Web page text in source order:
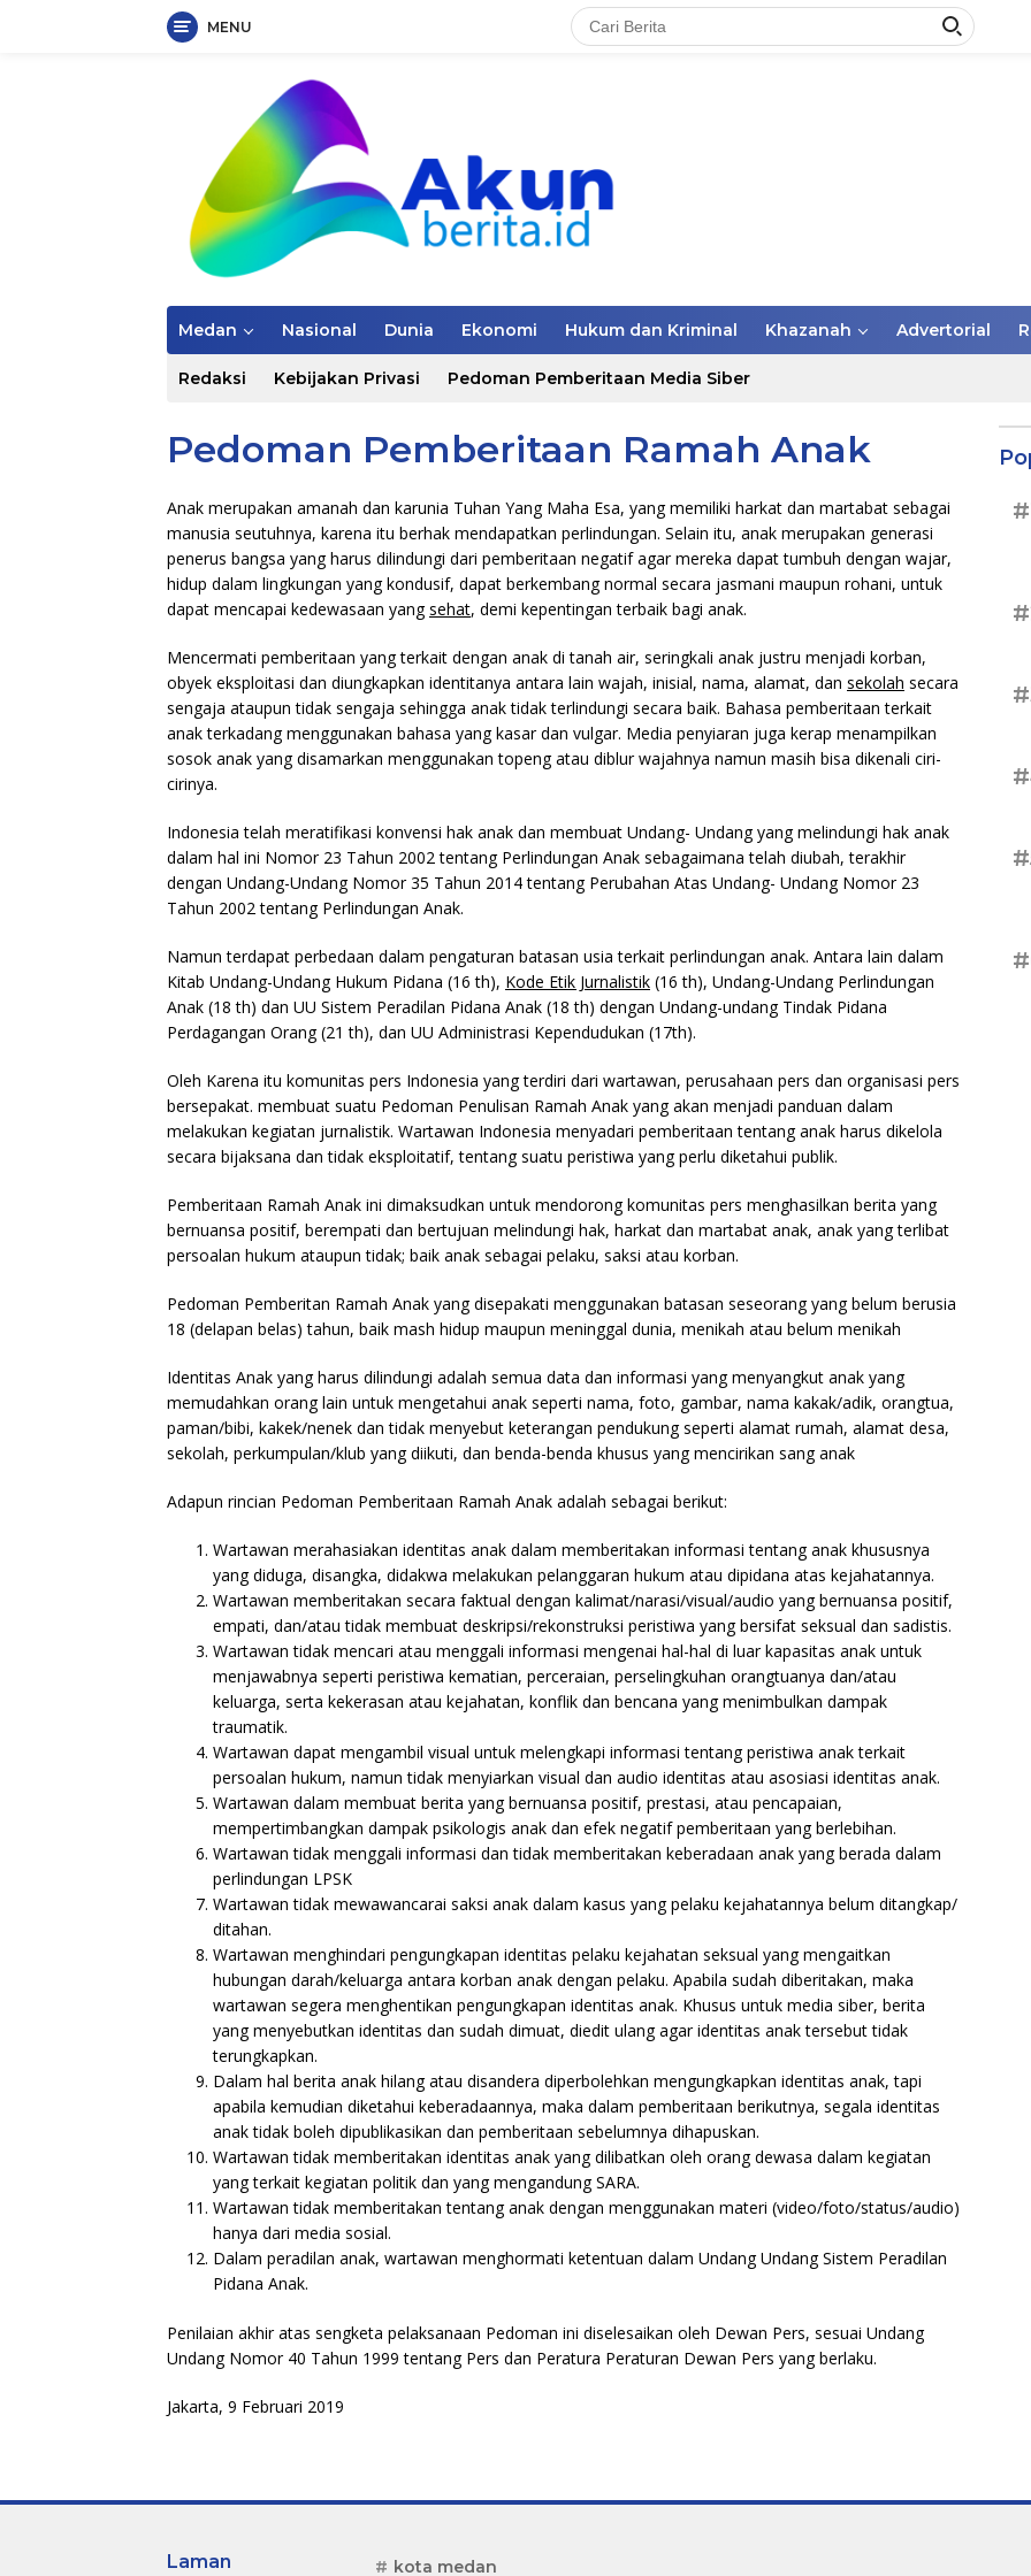
MENU
Medan Nasional Dunia Ekonomi Hukum dan Kriminal Khazanah Advertorial
Redaksi Kebijakan Privasi Pedoman Pemberitaan Media Siber
Pedoman Pemberitaan Ramah Anak
Anak merupakan amanah dan karunia Tuhan Yang Maha Esa, yang memiliki harkat dan martabat sebagai
manusia seutuhnya, karena itu berhak mendapatkan perlindungan. Selain itu, anak merupakan generasi
penerus bangsa yang harus dilindungi dari pemberitaan negatif agar mereka dapat tumbuh dengan wajar,
hidup dalam lingkungan yang kondusif, dapat berkembang normal secara jasmani maupun rohani, untuk
dapat mencapai kedewasaan yangsehat, demi kepentingan terbaik bagi anak.
Mencermati pemberitaan yang terkait dengan anak di tanah air, seringkali anak justru menjadi korban,
obyek eksploitasi dan diungkapkan identitanya antara lain wajah, inisial, nama, alamat, dan sekolah secara
sengaja ataupun tidak sengaja sehingga anak tidak terlindungi secara baik. Bahasa pemberitaan terkait
anak terkadang menggunakan bahasa yang kasar dan vulgar. Media penyiaran juga kerap menampilkan
sosok anak yang disamarkan menggunakan topeng atau diblur wajahnya namun masih bisa dikenali ciri-
cirinya.
Indonesia telah meratifikasi konvensi hak anak dan membuat Undang- Undang yang melindungi hak anak
dalam hal ini Nomor 23 Tahun 2002 tentang Perlindungan Anak sebagaimana telah diubah, terakhir
dengan Undang-Undang Nomor 35 Tahun 2014 tentang Perubahan Atas Undang- Undang Nomor 23
Tahun 2002 tentang Perlindungan Anak.
Namun terdapat perbedaan dalam pengaturan batasan usia terkait perlindungan anak. Antara lain dalam
Kitab Undang-Undang Hukum Pidana (16 th), Kode Etik Jurnalistik (16 th), Undang-Undang Perlindungan
Anak (18 th) dan UU Sistem Peradilan Pidana Anak (18 th) dengan Undang-undang Tindak Pidana
Perdagangan Orang (21 th), dan UU Administrasi Kependudukan (17th).
Oleh Karena itu komunitas pers Indonesia yang terdiri dari wartawan, perusahaan pers dan organisasi pers
bersepakat. membuat suatu Pedoman Penulisan Ramah Anak yang akan menjadi panduan dalam
melakukan kegiatan jurnalistik. Wartawan Indonesia menyadari pemberitaan tentang anak harus dikelola
secara bijaksana dan tidak eksploitatif, tentang suatu peristiwa yang perlu diketahui publik.
Pemberitaan Ramah Anak ini dimaksudkan untuk mendorong komunitas pers menghasilkan berita yang
bernuansa positif, berempati dan bertujuan melindungi hak, harkat dan martabat anak, anak yang terlibat
persoalan hukum ataupun tidak; baik anak sebagai pelaku, saksi atau korban.
Pedoman Pemberitan Ramah Anak yang disepakati menggunakan batasan seseorang yang belum berusia
18 (delapan belas) tahun, baik mash hidup maupun meninggal dunia, menikah atau belum menikah
Identitas Anak yang harus dilindungi adalah semua data dan informasi yang menyangkut anak yang
memudahkan orang lain untuk mengetahui anak seperti nama, foto, gambar, nama kakak/adik, orangtua,
paman/bibi, kakek/nenek dan tidak menyebut keterangan pendukung seperti alamat rumah, alamat desa,
sekolah, perkumpulan/klub yang diikuti, dan benda-benda khusus yang mencirikan sang anak
Adapun rincian Pedoman Pemberitaan Ramah Anak adalah sebagai berikut:
Wartawan merahasiakan identitas anak dalam memberitakan informasi tentang anak khususnya
yang diduga, disangka, didakwa melakukan pelanggaran hukum atau dipidana atas kejahatannya.
Wartawan memberitakan secara faktual dengan kalimat/narasi/visual/audio yang bernuansa positif,
empati, dan/atau tidak membuat deskripsi/rekonstruksi peristiwa yang bersifat seksual dan sadistis.
Wartawan tidak mencari atau menggali informasi mengenai hal-hal di luar kapasitas anak untuk
menjawabnya seperti peristiwa kematian, perceraian, perselingkuhan orangtuanya dan/atau
keluarga, serta kekerasan atau kejahatan, konflik dan bencana yang menimbulkan dampak
traumatik.
Wartawan dapat mengambil visual untuk melengkapi informasi tentang peristiwa anak terkait
persoalan hukum, namun tidak menyiarkan visual dan audio identitas atau asosiasi identitas anak.
Wartawan dalam membuat berita yang bernuansa positif, prestasi, atau pencapaian,
mempertimbangkan dampak psikologis anak dan efek negatif pemberitaan yang berlebihan.
Wartawan tidak menggali informasi dan tidak memberitakan keberadaan anak yang berada dalam
perlindungan LPSK
Wartawan tidak mewawancarai saksi anak dalam kasus yang pelaku kejahatannya belum ditangkap/
ditahan.
Wartawan menghindari pengungkapan identitas pelaku kejahatan seksual yang mengaitkan
hubungan darah/keluarga antara korban anak dengan pelaku. Apabila sudah diberitakan, maka
wartawan segera menghentikan pengungkapan identitas anak. Khusus untuk media siber, berita
yang menyebutkan identitas dan sudah dimuat, diedit ulang agar identitas anak tersebut tidak
terungkapkan.
Dalam hal berita anak hilang atau disandera diperbolehkan mengungkapkan identitas anak, tapi
apabila kemudian diketahui keberadaannya, maka dalam pemberitaan berikutnya, segala identitas
anak tidak boleh dipublikasikan dan pemberitaan sebelumnya dihapuskan.
Wartawan tidak memberitakan identitas anak yang dilibatkan oleh orang dewasa dalam kegiatan
yang terkait kegiatan politik dan yang mengandung SARA.
Wartawan tidak memberitakan tentang anak dengan menggunakan materi (video/foto/status/audio)
hanya dari media sosial.
Dalam peradilan anak, wartawan menghormati ketentuan dalam Undang Undang Sistem Peradilan
Pidana Anak.
Penilaian akhir atas sengketa pelaksanaan Pedoman ini diselesaikan oleh Dewan Pers, sesuai Undang
Undang Nomor 40 Tahun 1999 tentang Pers dan Peratura Peraturan Dewan Pers yang berlaku.
Jakarta, 9 Februari 2019
Laman kota medan